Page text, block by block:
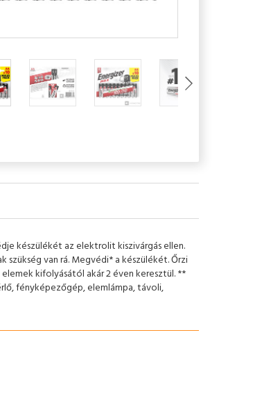
készülékét az elektrolit kiszivárgás ellen.
szükség van rá. Megvédi* a készülékét. Őrzi
kifolyásától akár 2 éven keresztül. **
fényképezőgép, elemlámpa, távoli,